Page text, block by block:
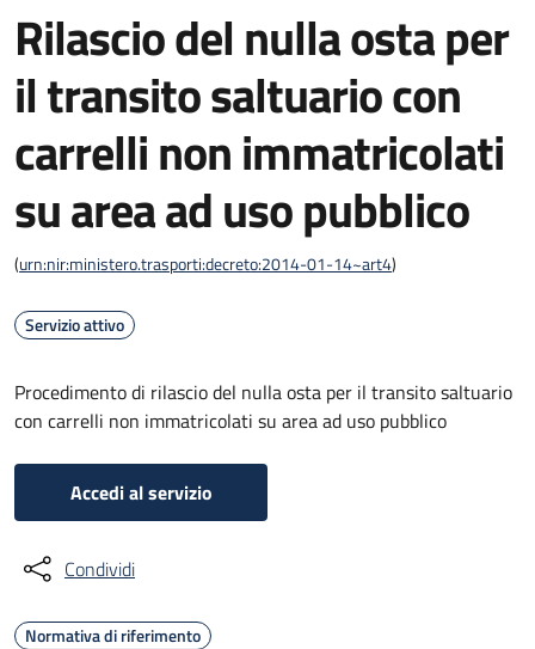
Rilascio del nulla osta per
il transito saltuario con
carrelli non immatricolati
su area ad uso pubblico
(urn:nir:ministero.trasporti:decreto:2014-01-14~art4)
Servizio attivo
Procedimento di rilascio del nulla osta per il transito saltuario
con carrelli non immatricolati su area ad uso pubblico
Accedi al servizio
Condividi
Normativa di riferimento